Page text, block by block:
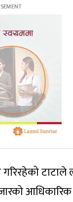
टाटाले
आधिकारिक